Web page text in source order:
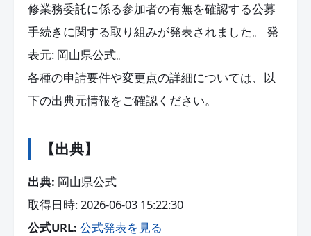
修業務委託に係る参加者の有無を確認する公募
手続きに関する取り組みが発表されました。 発
表元: 岡山県公式。
各種の申請要件や変更点の詳細については、以
下の出典元情報をご確認ください。
【出典】
出典: 岡山県公式
取得日時: 2026-06-03 15:22:30
公式URL: 公式発表を見る